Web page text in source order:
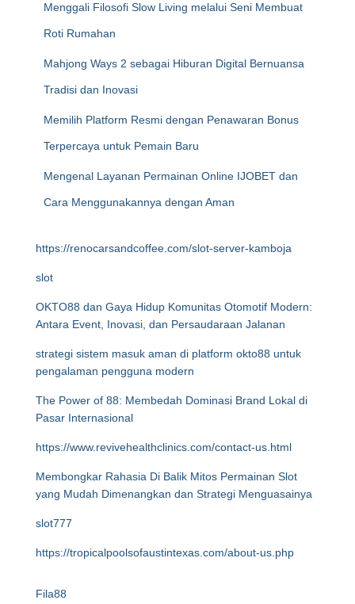
Menggali Filosofi Slow Living melalui Seni Membuat
Roti Rumahan
Mahjong Ways 2 sebagai Hiburan Digital Bernuansa
Tradisi dan Inovasi
Memilih Platform Resmi dengan Penawaran Bonus
Terpercaya untuk Pemain Baru
Mengenal Layanan Permainan Online IJOBET dan
Cara Menggunakannya dengan Aman
https://renocarsandcoffee.com/slot-server-kamboja
slot
OKTO88 dan Gaya Hidup Komunitas Otomotif Modern:
Antara Event, Inovasi, dan Persaudaraan Jalanan
strategi sistem masuk aman di platform okto88 untuk
pengalaman pengguna modern
The Power of 88: Membedah Dominasi Brand Lokal di
Pasar Internasional
https://www.revivehealthclinics.com/contact-us.html
Membongkar Rahasia Di Balik Mitos Permainan Slot
yang Mudah Dimenangkan dan Strategi Menguasainya
slot777
https://tropicalpoolsofaustintexas.com/about-us.php
Fila88